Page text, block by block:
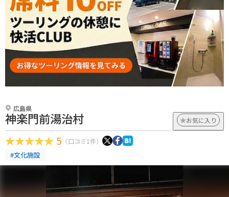
広島県
神楽門前湯治村 お気に入り
5 （口コミ1件）
#文化施設